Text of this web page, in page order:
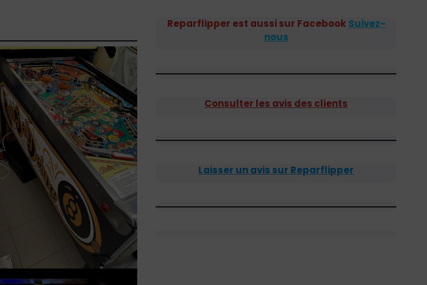
Reparflipper est aussi sur Facebook Suivez-
nous
Consulter les avis des clients
Laisser un avis sur Reparflipper